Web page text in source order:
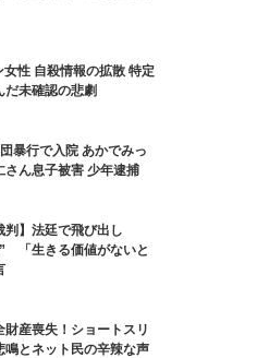
女性 自殺情報の拡散 特定
だ未確認の悲劇
暴行で入院 あかでみっ
さん息子被害 少年逮捕
判】法廷で飛び出し
「生きる価値がないと
財産喪失！ショートスリ
鳴とネット民の辛辣な声